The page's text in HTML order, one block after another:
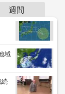
週間
域
続